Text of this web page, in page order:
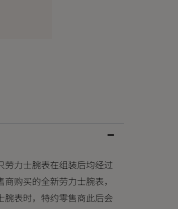
劳力士腕表在组装后均经过
购买的全新劳力士腕表，
腕表时，特约零售商此后会